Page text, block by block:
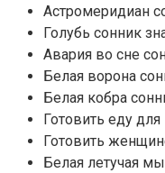
Астромеридиан
Голубь сонник
Авария во сне
Белая ворона
Белая кобра
Готовить еду
Готовить
Белая летучая